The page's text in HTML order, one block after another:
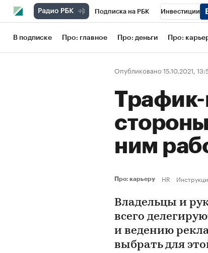
Подписка на РБК Инвестиции
Школа управления РБК РБК
Рынок наличной валюты
В подписке Про: главное Про: деньги Про:
Опубликовано 15.10.2021,
ним
Про: карьеру HR
Владельцы и
всего
и ведению
выбрать для